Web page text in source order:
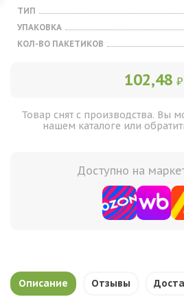
ТИП
УПАКОВКА
КОЛ-ВО ПАКЕТИКОВ
102,48 ₽
Товар снят с производства. Вы
нашем каталоге или
Доступно на
Описание Отзывы